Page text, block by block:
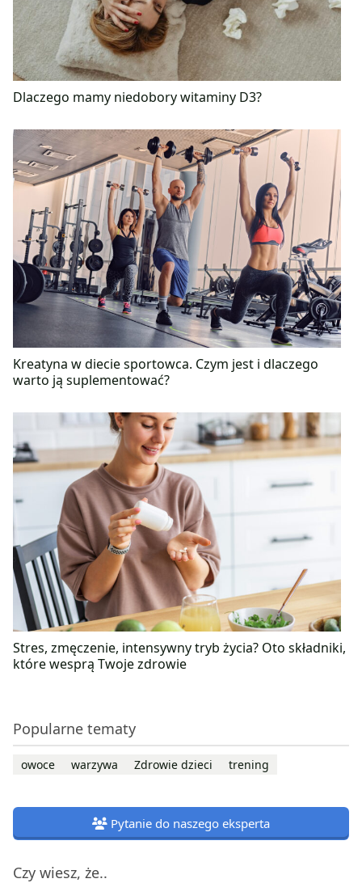
Dlaczego mamy niedobory witaminy D3?
Kreatyna w diecie sportowca. Czym jest i dlaczego
warto ją suplementować?
Stres, zmęczenie, intensywny tryb życia? Oto składniki,
które wesprą Twoje zdrowie
Popularne tematy
owoce warzywa Zdrowie dzieci trening
Pytanie do naszego eksperta
Czy wiesz, że..